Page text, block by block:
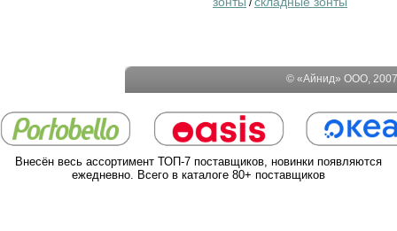
/
© «Айнид» ООО,
Внесён весь ассортимент ТОП-7 поставщиков, новинки появляются
ежедневно. Всего в каталоге 80+ поставщиков